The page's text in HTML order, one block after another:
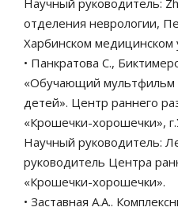
Научный руководитель:
отделения неврологии,
Харбинском медицинском
• Панкратова С.,
«Обучающий
детей». Центр раннего
«Крошечки-хорошечки»,
Научный руководитель:
руководитель Центра
«Крошечки-хорошечки».
• Заставная А.А..